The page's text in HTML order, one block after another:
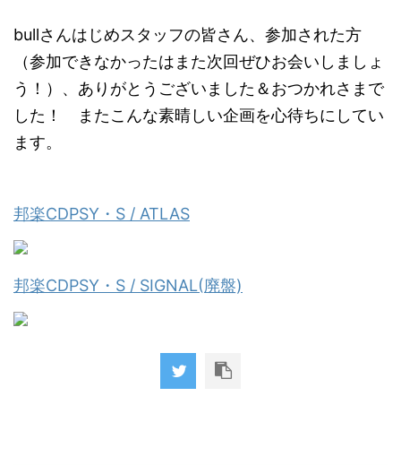
bullさんはじめスタッフの皆さん、参加された方
（参加できなかったはまた次回ぜひお会いしましょ
う！）、ありがとうございました＆おつかれさまで
した！ またこんな素晴しい企画を心待ちにしてい
ます。
邦楽CDPSY・S / ATLAS
邦楽CDPSY・S / SIGNAL(廃盤)